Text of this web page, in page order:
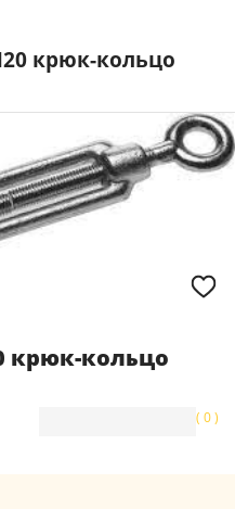
крюк-кольцо
крюк-кольцо
( 0 )